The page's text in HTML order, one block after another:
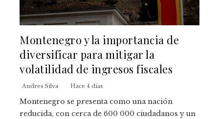
Montenegro y la importancia de
diversificar para mitigar la
volatilidad de ingresos fiscales
Andres Silva Hace 4 días
Montenegro se presenta como una nación
reducida, con cerca de 600 000 ciudadanos y un